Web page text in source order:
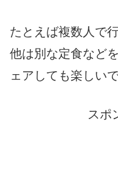
たとえば複数人で
他は別な定食など
ェアしても楽しい
スポ